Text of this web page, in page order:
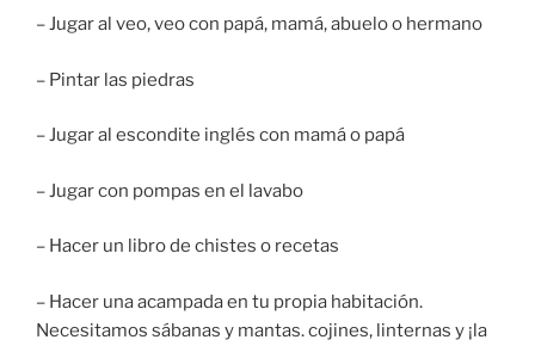
– Jugar al veo, veo con papá, mamá, abuelo o hermano
– Pintar las piedras
– Jugar al escondite inglés con mamá o papá
– Jugar con pompas en el lavabo
– Hacer un libro de chistes o recetas
– Hacer una acampada en tu propia habitación.
Necesitamos sábanas y mantas. cojines, linternas y ¡la